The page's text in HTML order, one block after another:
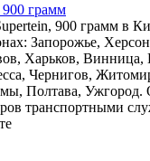
грамм
900 грамм в
Запорожье,
Харьков, Винница,
Чернигов,
Полтава, Ужгород.
транспортными